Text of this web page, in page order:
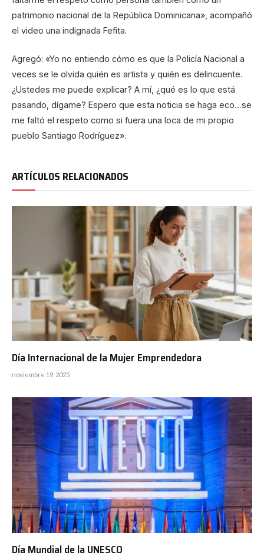
patrimonio nacional de la República Dominicana», acompañó
el video una indignada Fefita.
Agregó: «Yo no entiendo cómo es que la Policía Nacional a
veces se le olvida quién es artista y quién es delincuente.
¿Ustedes me puede explicar? A mí, ¿qué es lo que está
pasando, dígame? Espero que esta noticia se haga eco…se
me faltó el respeto como si fuera una loca de mi propio
pueblo Santiago Rodríguez».
ARTÍCULOS RELACIONADOS
Día Internacional de la Mujer Emprendedora
noviembre 19, 2025
Día Mundial de la UNESCO